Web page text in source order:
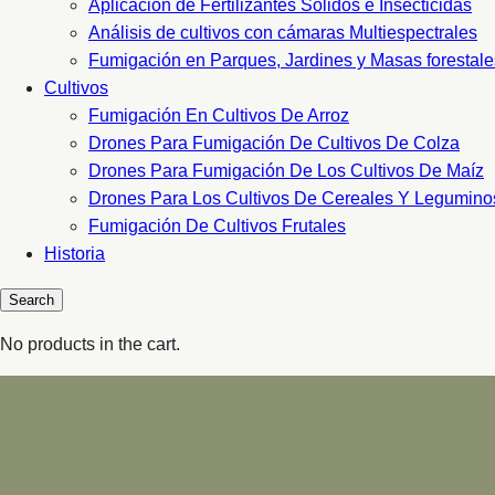
Aplicacion de Fertilizantes Sólidos e Insecticidas
Análisis de cultivos con cámaras Multiespectrales
Fumigación en Parques, Jardines y Masas
Cultivos
Fumigación En Cultivos De Arroz
Drones Para Fumigación De Cultivos De Colza
Drones Para Fumigación De Los Cultivos De Maíz
Drones Para Los Cultivos De Cereales Y
Fumigación De Cultivos Frutales
Historia
No products in the cart.